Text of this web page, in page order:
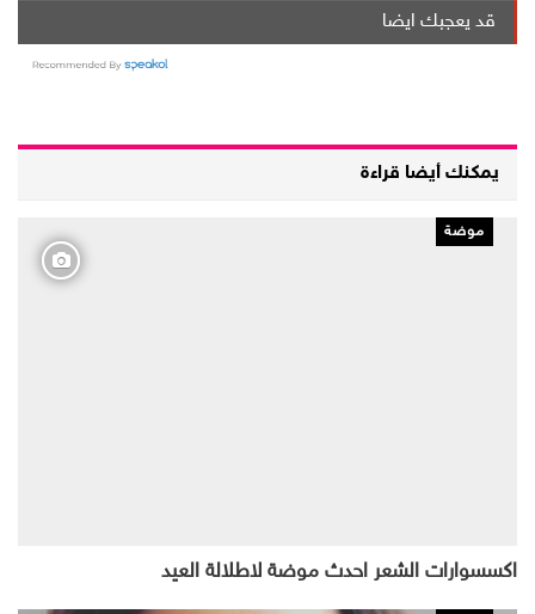
قد يعجبك ايضا
يمكنك أيضا قراءة
موضة
اكسسوارات الشعر احدث موضة لاطلالة العيد